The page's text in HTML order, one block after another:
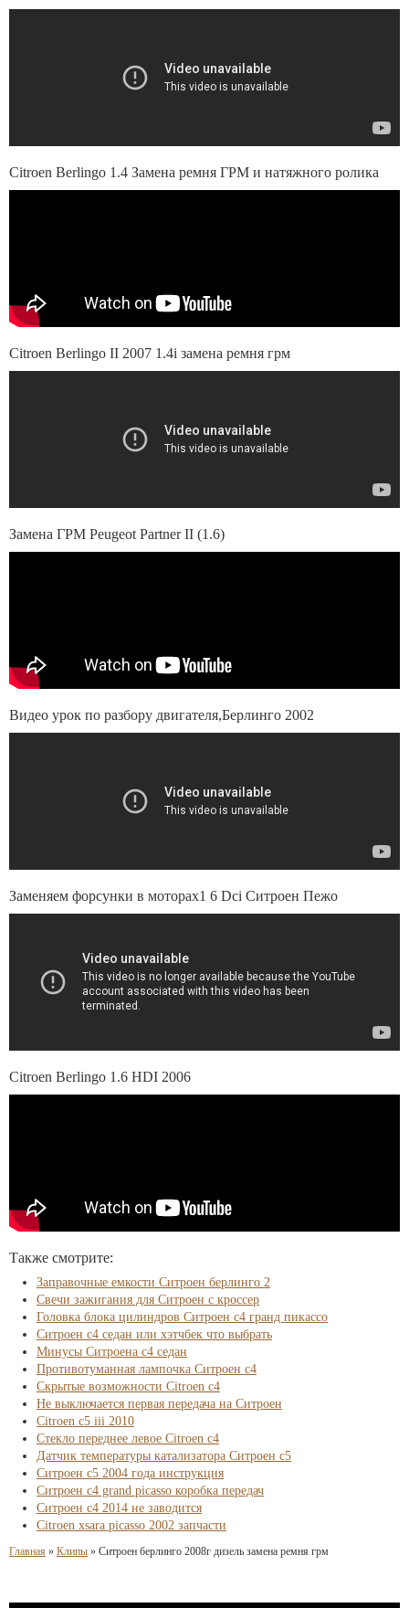
Citroen Berlingo 1.4 Замена ремня ГРМ и натяжного ролика
Citroen Berlingo II 2007 1.4i замена ремня грм
Замена ГРМ Peugeot Partner II (1.6)
Видео урок по разбору двигателя,Берлинго 2002
Заменяем форсунки в моторах1 6 Dci Ситроен Пежо
Сitroen Berlingo 1.6 HDI 2006
Также смотрите:
Заправочные емкости Ситроен берлинго 2
Свечи зажигания для Ситроен с кроссер
Головка блока цилиндров Ситроен с4 гранд пикассо
Ситроен с4 седан или хэтчбек что выбрать
Минусы Ситроена с4 седан
Противотуманная лампочка Ситроен с4
Скрытые возможности Citroen c4
Не выключается первая передача на Ситроен
Citroen c5 iii 2010
Стекло переднее левое Citroen c4
Датчик температуры катализатора Ситроен с5
Ситроен с5 2004 года инструкция
Ситроен c4 grand picasso коробка передач
Ситроен с4 2014 не заводится
Citroen xsara picasso 2002 запчасти
Главная » Клипы » Ситроен берлинго 2008г дизель замена ремня грм